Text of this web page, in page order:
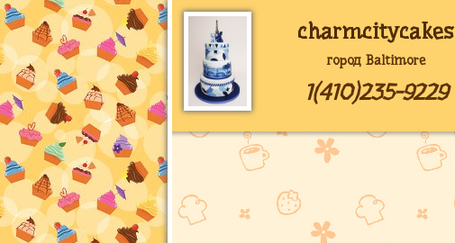
charmcitycakes
город Baltimore
1(410)235-9229